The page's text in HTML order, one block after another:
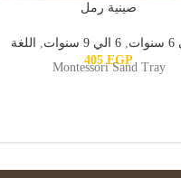
صينية رمل
, 6 الي 9 سنوات ,
اللغة
405EGP
Montessori Sand Tray